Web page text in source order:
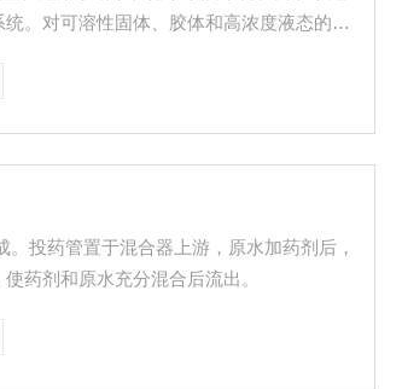
。对可溶性固体、胶体和高浓度液态的各
用多种材质及防护层。具有结构紧凑、投
投药管置于混合器上游，原水加药剂后，
药剂和原水充分混合后流出。